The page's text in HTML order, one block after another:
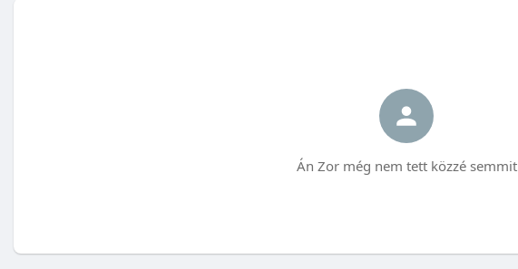
Án Zor még nem tett közzé semmit